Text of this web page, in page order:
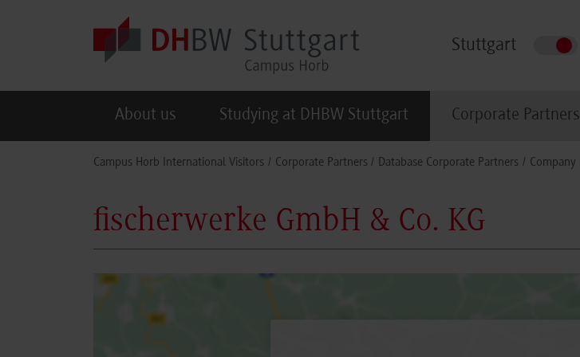
Stuttgart
About us Studying at DHBW Stuttgart Corporate Partners
Campus Horb International Visitors Corporate Partners Database Corporate Partners Company
fischerwerke GmbH & Co. KG